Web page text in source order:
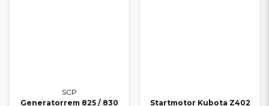
SCP
Generatorrem 825 / 830
Startmotor Kubota Z402